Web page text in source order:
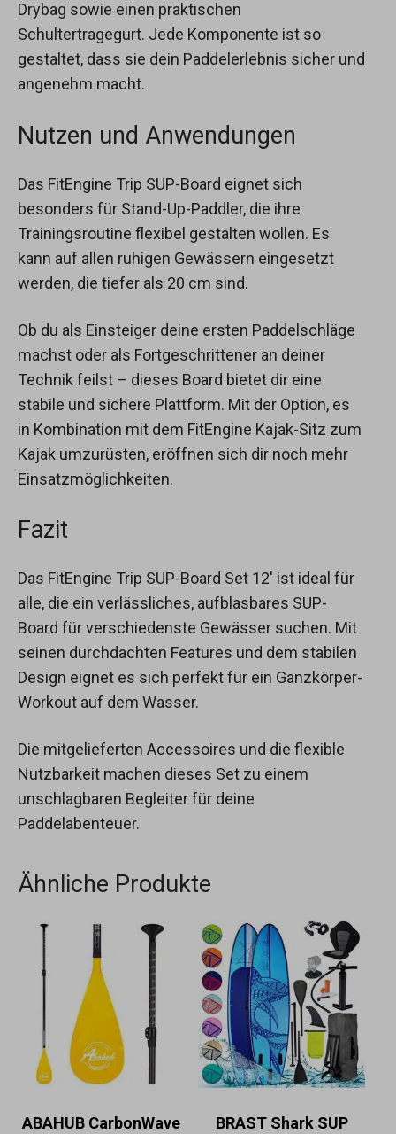
Drybag sowie einen praktischen
Schultertragegurt. Jede Komponente ist so
gestaltet, dass sie dein Paddelerlebnis sicher und
angenehm macht.
Nutzen und Anwendungen
Das FitEngine Trip SUP-Board eignet sich
besonders für Stand-Up-Paddler, die ihre
Trainingsroutine flexibel gestalten wollen. Es
kann auf allen ruhigen Gewässern eingesetzt
werden, die tiefer als 20 cm sind.
Ob du als Einsteiger deine ersten Paddelschläge
machst oder als Fortgeschrittener an deiner
Technik feilst – dieses Board bietet dir eine
stabile und sichere Plattform. Mit der Option, es
in Kombination mit dem FitEngine Kajak-Sitz zum
Kajak umzurüsten, eröffnen sich dir noch mehr
Einsatzmöglichkeiten.
Fazit
Das FitEngine Trip SUP-Board Set 12′ ist ideal für
alle, die ein verlässliches, aufblasbares SUP-
Board für verschiedenste Gewässer suchen. Mit
seinen durchdachten Features und dem stabilen
Design eignet es sich perfekt für ein Ganzkörper-
Workout auf dem Wasser.
Die mitgelieferten Accessoires und die flexible
Nutzbarkeit machen dieses Set zu einem
unschlagbaren Begleiter für deine
Paddelabenteuer.
Ähnliche Produkte
ABAHUB CarbonWave
BRAST Shark SUP